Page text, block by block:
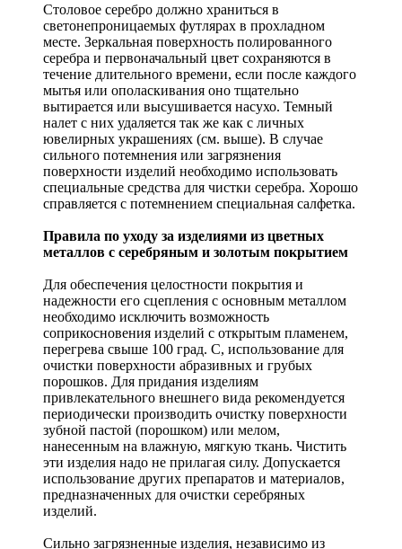
Столовое серебро должно храниться в
светонепроницаемых футлярах в прохладном
месте. Зеркальная поверхность полированного
серебра и первоначальный цвет сохраняются в
течение длительного времени, если после каждого
мытья или ополаскивания оно тщательно
вытирается или высушивается насухо. Темный
налет с них удаляется так же как с личных
ювелирных украшениях (см. выше). В случае
сильного потемнения или загрязнения
поверхности изделий необходимо использовать
специальные средства для чистки серебра. Хорошо
справляется с потемнением специальная салфетка.
Правила по уходу за изделиями из цветных
металлов с серебряным и золотым покрытием
Для обеспечения целостности покрытия и
надежности его сцепления с основным металлом
необходимо исключить возможность
соприкосновения изделий с открытым пламенем,
перегрева свыше 100 град. С, использование для
очистки поверхности абразивных и грубых
порошков. Для придания изделиям
привлекательного внешнего вида рекомендуется
периодически производить очистку поверхности
зубной пастой (порошком) или мелом,
нанесенным на влажную, мягкую ткань. Чистить
эти изделия надо не прилагая силу. Допускается
использование других препаратов и материалов,
предназначенных для очистки серебряных
изделий.
Сильно загрязненные изделия, независимо из